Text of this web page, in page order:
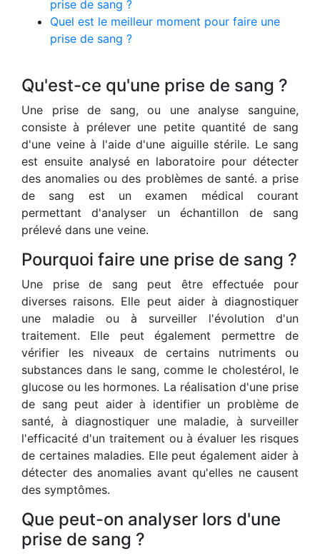
prise de sang ?
Quel est le meilleur moment pour faire une
prise de sang ?
Qu'est-ce qu'une prise de sang ?
Une prise de sang, ou une analyse sanguine,
consiste à prélever une petite quantité de sang
d'une veine à l'aide d'une aiguille stérile. Le sang
est ensuite analysé en laboratoire pour détecter
des anomalies ou des problèmes de santé. a prise
de sang est un examen médical courant
permettant d'analyser un échantillon de sang
prélevé dans une veine.
Pourquoi faire une prise de sang ?
Une prise de sang peut être effectuée pour
diverses raisons. Elle peut aider à diagnostiquer
une maladie ou à surveiller l'évolution d'un
traitement. Elle peut également permettre de
vérifier les niveaux de certains nutriments ou
substances dans le sang, comme le cholestérol, le
glucose ou les hormones. La réalisation d'une prise
de sang peut aider à identifier un problème de
santé, à diagnostiquer une maladie, à surveiller
l'efficacité d'un traitement ou à évaluer les risques
de certaines maladies. Elle peut également aider à
détecter des anomalies avant qu'elles ne causent
des symptômes.
Que peut-on analyser lors d'une
prise de sang ?